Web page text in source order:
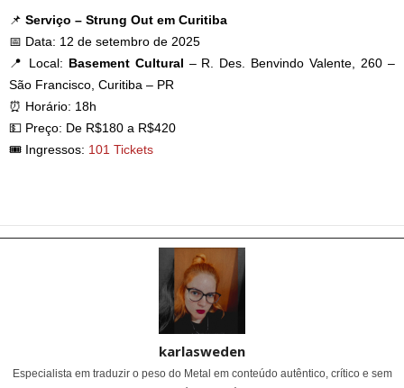
📌 Serviço – Strung Out em Curitiba
📅 Data: 12 de setembro de 2025
📍 Local: Basement Cultural – R. Des. Benvindo Valente, 260 –
São Francisco, Curitiba – PR
⏰ Horário: 18h
💵 Preço: De R$180 a R$420
🎟️ Ingressos: 101 Tickets
karlasweden
Especialista em traduzir o peso do Metal em conteúdo autêntico, crítico e sem